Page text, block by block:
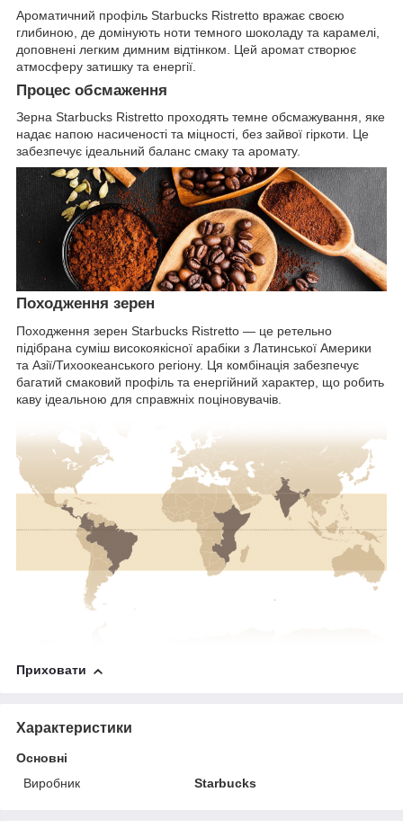
Ароматичний профіль Starbucks Ristretto вражає своєю
глибиною, де домінують ноти темного шоколаду та карамелі,
доповнені легким димним відтінком. Цей аромат створює
атмосферу затишку та енергії.
Процес обсмаження
Зерна Starbucks Ristretto проходять темне обсмажування, яке
надає напою насиченості та міцності, без зайвої гіркоти. Це
забезпечує ідеальний баланс смаку та аромату.
Походження зерен
Походження зерен Starbucks Ristretto — це ретельно
підібрана суміш високоякісної арабіки з Латинської Америки
та Азії/Тихоокеанського регіону. Ця комбінація забезпечує
багатий смаковий профіль та енергійний характер, що робить
каву ідеальною для справжніх поціновувачів.
Приховати
Характеристики
Основні
Виробник
Starbucks